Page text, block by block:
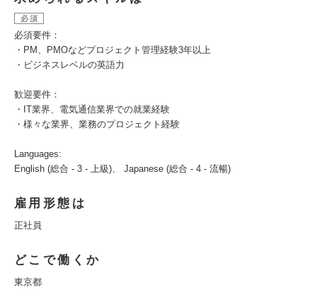
必須
必須要件：
・PM、PMOなどプロジェクト管理経験3年以上
・ビジネスレベルの英語力
歓迎要件：
・IT業界、電気通信業界での就業経験
・様々な業界、業務のプロジェクト経験
Languages:
English (総合 - 3 - 上級)、 Japanese (総合 - 4 - 流暢)
雇用形態は
正社員
どこで働くか
東京都